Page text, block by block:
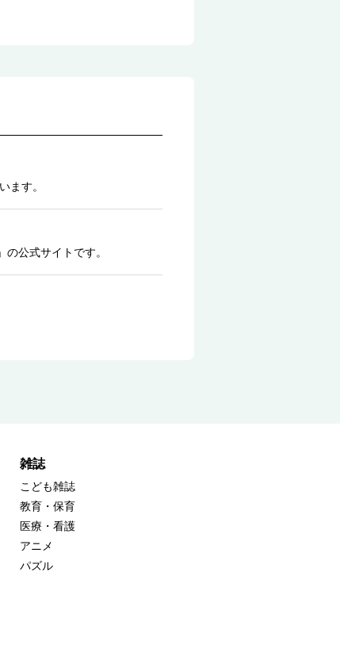
ます。
公式サイトです。
雑誌
こども雑誌
教育・保育
医療・看護
アニメ
パズル